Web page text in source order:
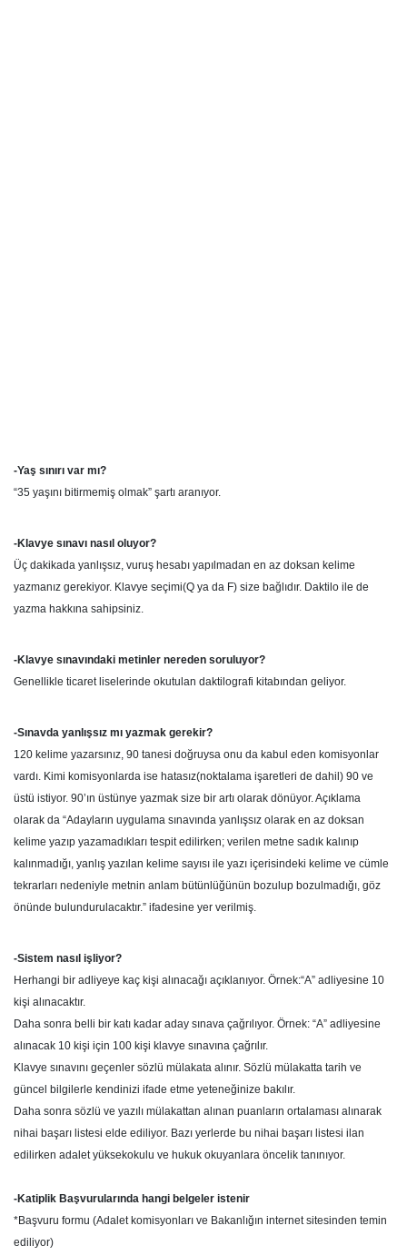
-Yaş sınırı var mı?
“35 yaşını bitirmemiş olmak” şartı aranıyor.
-Klavye sınavı nasıl oluyor?
Üç dakikada yanlışsız, vuruş hesabı yapılmadan en az doksan kelime
yazmanız gerekiyor. Klavye seçimi(Q ya da F) size bağlıdır. Daktilo ile de
yazma hakkına sahipsiniz.
-Klavye sınavındaki metinler nereden soruluyor?
Genellikle ticaret liselerinde okutulan daktilografi kitabından geliyor.
-Sınavda yanlışsız mı yazmak gerekir?
120 kelime yazarsınız, 90 tanesi doğruysa onu da kabul eden komisyonlar
vardı. Kimi komisyonlarda ise hatasız(noktalama işaretleri de dahil) 90 ve
üstü istiyor. 90’ın üstünye yazmak size bir artı olarak dönüyor. Açıklama
olarak da “Adayların uygulama sınavında yanlışsız olarak en az doksan
kelime yazıp yazamadıkları tespit edilirken; verilen metne sadık kalınıp
kalınmadığı, yanlış yazılan kelime sayısı ile yazı içerisindeki kelime ve cümle
tekrarları nedeniyle metnin anlam bütünlüğünün bozulup bozulmadığı, göz
önünde bulundurulacaktır.” ifadesine yer verilmiş.
-Sistem nasıl işliyor?
Herhangi bir adliyeye kaç kişi alınacağı açıklanıyor. Örnek:“A” adliyesine 10
kişi alınacaktır.
Daha sonra belli bir katı kadar aday sınava çağrılıyor. Örnek: “A” adliyesine
alınacak 10 kişi için 100 kişi klavye sınavına çağrılır.
Klavye sınavını geçenler sözlü mülakata alınır. Sözlü mülakatta tarih ve
güncel bilgilerle kendinizi ifade etme yeteneğinize bakılır.
Daha sonra sözlü ve yazılı mülakattan alınan puanların ortalaması alınarak
nihai başarı listesi elde ediliyor. Bazı yerlerde bu nihai başarı listesi ilan
edilirken adalet yüksekokulu ve hukuk okuyanlara öncelik tanınıyor.
-Katiplik Başvurularında hangi belgeler istenir
*Başvuru formu (Adalet komisyonları ve Bakanlığın internet sitesinden temin
ediliyor)